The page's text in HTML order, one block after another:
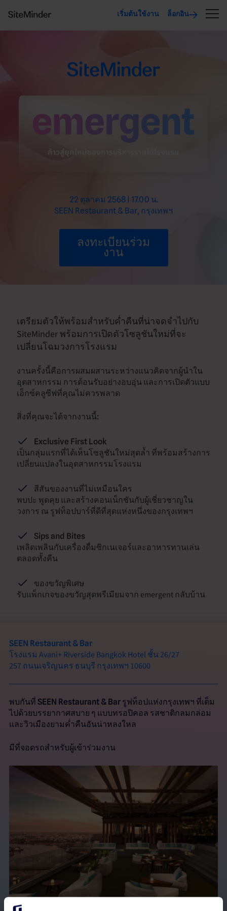
เริ่มต้นใช้งาน ล็อกอิน
22 ตุลาคม 2568 | 17.00 น.
SEEN Restaurant & Bar, กรุงเทพฯ
ลงทะเบียนร่วม
งาน
เตรียมตัวให้พร้อมสำหรับค่ำคืนที่น่าจดจำไปกับ
SiteMinder พร้อมการเปิดตัวโซลูชันใหม่ที่จะ
เปลี่ยนโฉมวงการโรงแรม
งานครั้งนี้คือการผสมผสานระหว่างแนวคิดจากผู้นำใน
อุตสาหกรรม การต้อนรับอย่างอบอุ่น และการเปิดตัวแบบ
เอ็กซ์คลูซีฟที่คุณไม่ควรพลาด
สิ่งที่คุณจะได้จากงานนี้:
Exclusive First Look
เป็นกลุ่มแรกที่ได้เห็นโซลูชันใหม่สุดล้ำ ที่พร้อมสร้างการ
เปลี่ยนแปลงในอุตสาหกรรมโรงแรม
สีสันของงานที่ไม่เหมือนใคร
พบปะ พูดคุย และสร้างคอนเน็กชันกับผู้เชี่ยวชาญใน
วงการ ณ รูฟท็อปบาร์ที่ดีที่สุดแห่งหนึ่งของกรุงเทพฯ
Sips and Bites
เพลิดเพลินกับเครื่องดื่มซิกเนเจอร์และอาหารทานเล่น
ตลอดทั้งคืน
ของขวัญพิเศษ
รับแพ็กเกจของขวัญสุดพรีเมียมจาก emergent กลับบ้าน
SEEN Restaurant & Bar
โรงแรม Avani+ Riverside Bangkok Hotel ชั้น 26/27
257 ถนนเจริญนคร ธนบุรี กรุงเทพฯ 10600
พบกันที่ SEEN Restaurant & Bar รูฟท็อปแห่งกรุงเทพฯ ที่เต็ม
ไปด้วยบรรยากาศสบาย ๆ แบบทรอปิคอล รสชาติกลมกล่อม
และวิวเมืองยามค่ำคืนอันน่าหลงใหล
มีที่จอดรถสำหรับผู้เข้าร่วมงาน